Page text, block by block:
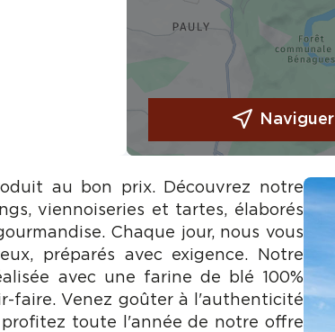
Naviguer
au bon prix. Découvrez notre
viennoiseries et tartes, élaborés
Chaque jour, nous vous
préparés avec exigence. Notre
avec une farine de blé 100%
faire. Venez goûter à l'authenticité
toute l'année de notre offre